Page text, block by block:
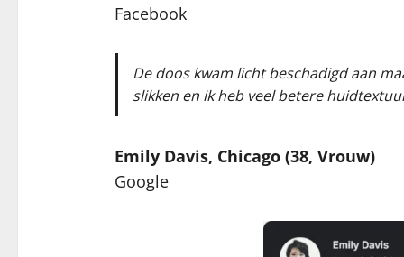
Facebook
De doos kwam licht beschadigd aan
slikken en ik heb veel betere
Emily Davis, Chicago (38, Vrouw)
Google